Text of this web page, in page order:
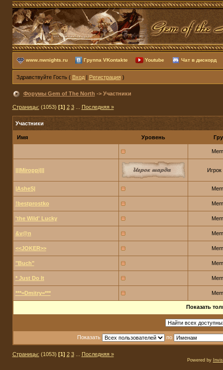
www.nwnights.ru Группа VKontakte Youtube Чат в дискорд
Здравствуйте Гость ( Вход| Регистрация)
Форумы Gem of The North -> Участники
Страницы: (1053) [1] 2 3... Последняя »
Участники
Имя Уровень
|||Miroppi|||
|AsheS|
!bestprostko
'the Wild' Lucky
&v@n
<<JOKER>>
"Buch"
* Just Do It
***=Dmitry=***
Показать
Показать по
Страницы: (1053) [1] 2 3... Последняя »
Powered by